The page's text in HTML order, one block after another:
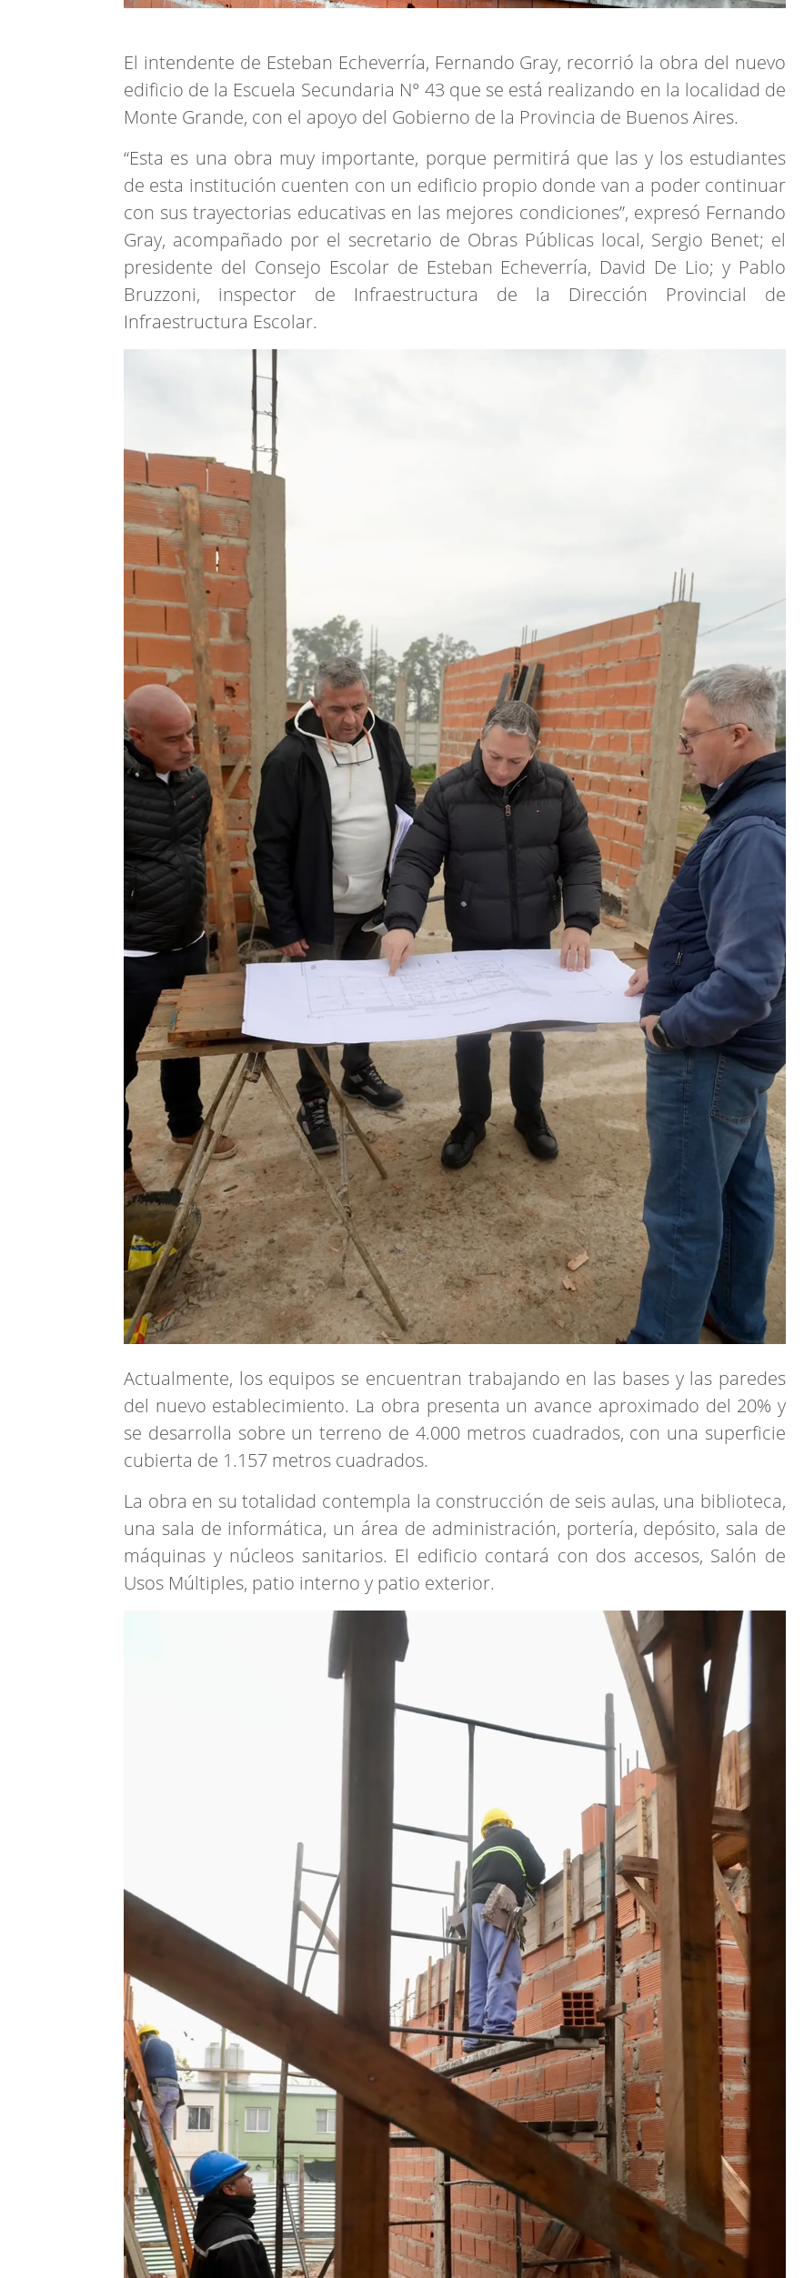
El intendente de Esteban Echeverría, Fernando Gray, recorrió la obra del nuevo
edificio de la Escuela Secundaria N° 43 que se está realizando en la localidad de
Monte Grande, con el apoyo del Gobierno de la Provincia de Buenos Aires.
“Esta es una obra muy importante, porque permitirá que las y los estudiantes
de esta institución cuenten con un edificio propio donde van a poder continuar
con sus trayectorias educativas en las mejores condiciones”, expresó Fernando
Gray, acompañado por el secretario de Obras Públicas local, Sergio Benet; el
presidente del Consejo Escolar de Esteban Echeverría, David De Lio; y Pablo
Bruzzoni, inspector de Infraestructura de la Dirección Provincial de
Infraestructura Escolar.
Actualmente, los equipos se encuentran trabajando en las bases y las paredes
del nuevo establecimiento. La obra presenta un avance aproximado del 20% y
se desarrolla sobre un terreno de 4.000 metros cuadrados, con una superficie
cubierta de 1.157 metros cuadrados.
La obra en su totalidad contempla la construcción de seis aulas, una biblioteca,
una sala de informática, un área de administración, portería, depósito, sala de
máquinas y núcleos sanitarios. El edificio contará con dos accesos, Salón de
Usos Múltiples, patio interno y patio exterior.